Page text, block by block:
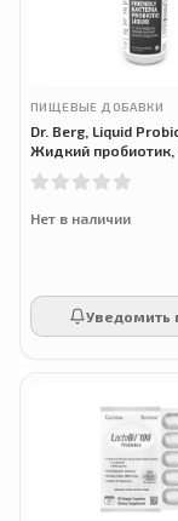
ПИЩЕВЫЕ ДОБАВКИ
Dr. Berg, Liquid
Жидкий пробиотик,
Нет в наличии
Уведомить